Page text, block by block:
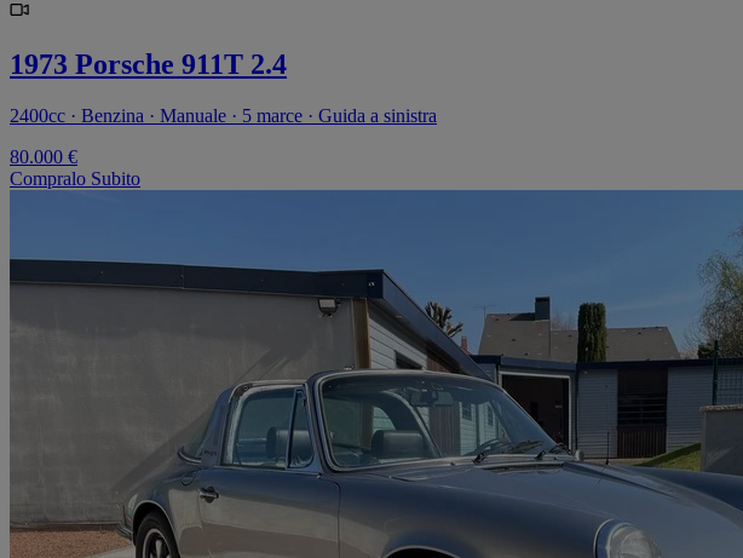
1973 Porsche 911T 2.4
2400cc · Benzina · Manuale · 5 marce · Guida a sinistra
80.000 €
Compralo Subito